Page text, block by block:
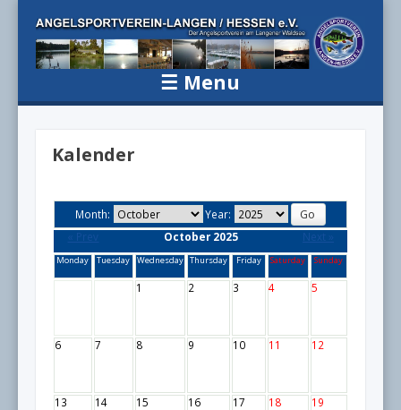
Langen /
e.V.
Der Angelsportverein am Langener Waldsee
☰ Menu
Skip to content
Kalender
Month:
Year:
October 2025
Monday Tuesday Wednesday Thursday Friday Saturday Sunday
1 2 3 4 5
6 7 8 9 10 11 12
13 14 15 16 17 18 19